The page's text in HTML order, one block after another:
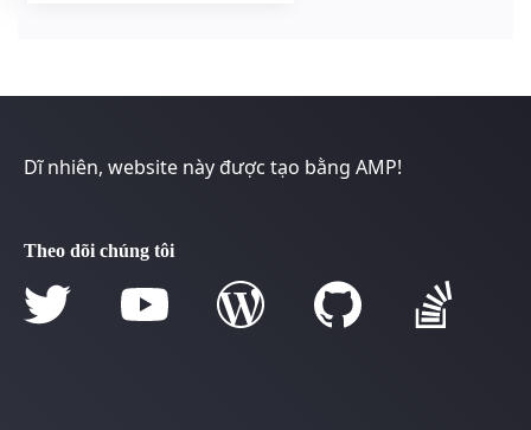
Dĩ nhiên, website này được tạo bằng AMP!
Theo dõi chúng tôi